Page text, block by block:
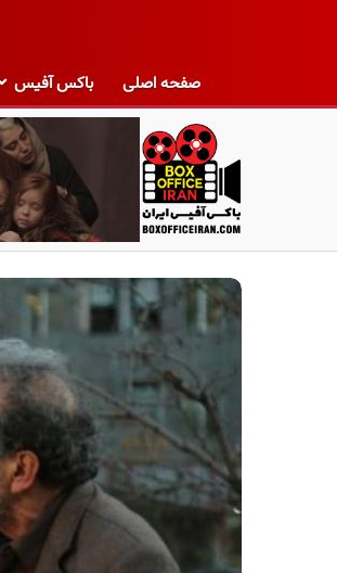
صفحه اصلی باکس آفیس
ب
ک
س
ا
ی
ر
ا